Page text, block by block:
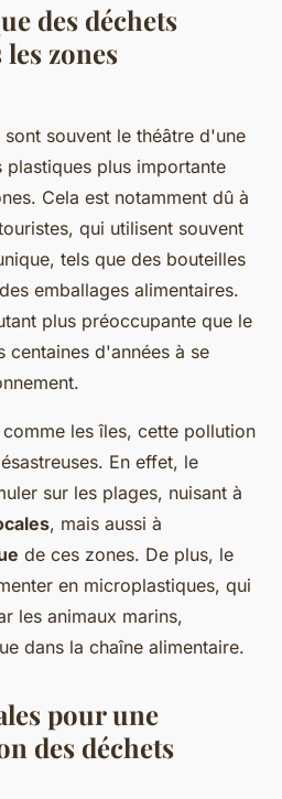
des déchets
zones
souvent le théâtre d'une
plus importante
Cela est notamment dû à
qui utilisent souvent
tels que des bouteilles
emballages alimentaires.
plus préoccupante que le
centaines d'années à se
les îles, cette pollution
En effet, le
sur les plages, nuisant à
, mais aussi à
de ces zones. De plus, le
en microplastiques, qui
les animaux marins,
dans la chaîne alimentaire.
pour une
des déchets